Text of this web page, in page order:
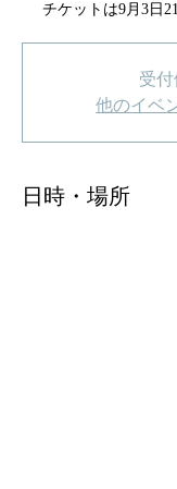
チケットは9月3日
受付
他のイベ
日時・場所